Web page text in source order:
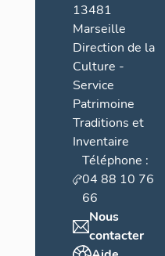
13481
Marseille
Direction de la
Culture -
Service
Patrimoine
Traditions et
Inventaire
Téléphone :
04 88 10 76
66
Nous
contacter